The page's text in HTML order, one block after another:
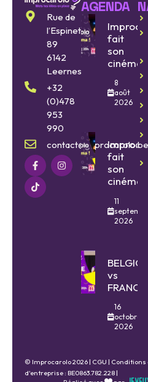
Rue de
l’Espinette
89
6142
Leernes
+32
(0)478
953
990
contact@improcarolo.be
AGENDA
fait
son
cinéma
8
août
2026
fait
son
cinéma
11
septembre
2026
vs
FRANCE
16
octobre
2026
© Improcarolo 2026 | CGU | Conditions
d'entreprise : BE0863.782.228 |